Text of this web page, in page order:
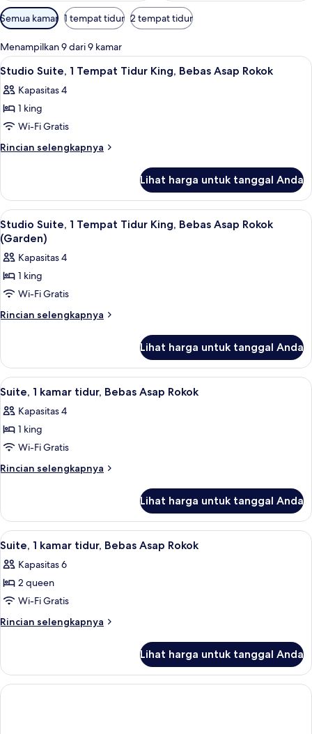
Filter
tersedia
untuk
kamar
Semua kamar 1 tempat tidur 2 tempat tidur
Menampilkan 9 dari 9 kamar
Lihat
semua
foto
untuk
Studio
Suite,
Tidur
King,
Bebas
Asap
Rokok
Studio Suite, 1 Tempat Tidur King,
2
Studio Suite, 1 Tempat Tidur King, Bebas Asap Rokok
Kapasitas 4
1 king
Wi-Fi Gratis
Rincian selengkapnya
Rincian
Studio
Suite,
1
Tempat
Tidur
King,
Bebas
Rokok
Lihat harga untuk tanggal Anda
Lihat
semua
foto
untuk
Studio
Suite,
1
King,
Bebas
Asap
Rokok
(Garden)
Studio Suite, 1 Tempat Tidur King,
3
Studio Suite, 1 Tempat Tidur King, Bebas Asap Rokok
(Garden)
Kapasitas 4
1 king
Wi-Fi Gratis
Rincian selengkapnya
Rincian
Studio
Suite,
1
Tidur
King,
Asap
Rokok
(Garden)
Lihat harga untuk tanggal Anda
Lihat
semua
foto
untuk
Suite,
1
Bebas
Asap
Rokok
Suite, 1 kamar tidur, Bebas Asap
2
Suite, 1 kamar tidur, Bebas Asap Rokok
Kapasitas 4
1 king
Wi-Fi Gratis
Rincian selengkapnya
Rincian
Suite,
kamar
Bebas
Asap
Lihat harga untuk tanggal Anda
Lihat
semua
foto
untuk
Suite,
1
Bebas
Asap
Rokok
Suite, 1 kamar tidur, Bebas Asap
4
Suite, 1 kamar tidur, Bebas Asap Rokok
Kapasitas 6
2 queen
Wi-Fi Gratis
Rincian selengkapnya
Rincian
Suite,
kamar
Lihat harga untuk tanggal Anda